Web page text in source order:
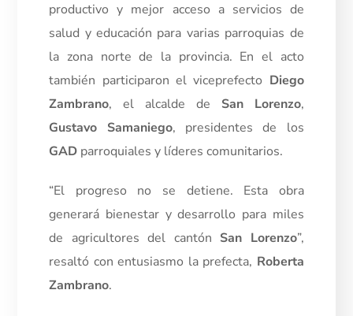
productivo y mejor acceso a servicios de
salud y educación para varias parroquias de
la zona norte de la provincia. En el acto
también participaron el viceprefecto Diego
Zambrano, el alcalde de San Lorenzo,
Gustavo Samaniego, presidentes de los
GAD parroquiales y líderes comunitarios.
“El progreso no se detiene. Esta obra
generará bienestar y desarrollo para miles
de agricultores del cantón San Lorenzo”,
resaltó con entusiasmo la prefecta, Roberta
Zambrano.